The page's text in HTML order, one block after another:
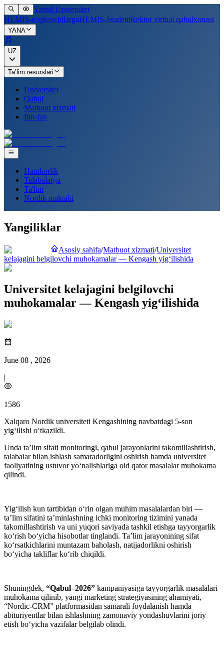
Yashil Universitet
HEMIS-o‘qituvchilargaHEMIS-StudentRektor virtual qabulxonasi
YANA
UZ
Ta’lim resurslari
Universitet
Qabul
Matbuot xizmati
Ilm-fan
Hamkorlik
Talabalarga
Ta'lim
Nordik maktabi
Yangiliklar
Asosiy sahifa/Matbuot xizmati/Universitet
kelajagini belgilovchi muhokamalar — Kengash yig‘ilishida
Universitet kelajagini belgilovchi
muhokamalar — Kengash yig‘ilishida
June 08 , 2026
|
1586
Xalqaro Nordik universiteti Kengashining navbatdagi 5-son
yig‘ilishi o‘tkazildi.
Unda ta’lim sifati monitoringi, qabul jarayonlarini takomillashtirish,
talabalar bilan ishlash samaradorligini oshirish hamda universitet
faoliyatining ustuvor yo‘nalishlariga oid qator masalalar muhokama
qilindi.
Yig‘ilish kun tartibidan o‘rin olgan muhim masalalardan biri —
ta’lim sifatini ta’minlashning ichki monitoring tizimini yanada
takomillashtirish va uni yuqori saviyada tashkil etishga tayyorgarlik
ko‘rish bo‘yicha hisobotlar tinglandi. Ta’lim jarayonining sifat
ko‘rsatkichlarini muntazam baholash, natijadorlikni oshirish
bo‘yicha takliflar ko‘rib chiqildi.
Shuningdek, “Qabul–2026” kampaniyasiga tayyorgarlik masalalari
muhokama qilinib, yangi marketing strategiyasining ahamiyati,
“Nordic-CRM” platformasidan samarali foydalanish hamda
abituriyentlar bilan ishlashning zamonaviy yondashuvlarini joriy
etish bo‘yicha vazifalar belgilab olindi.